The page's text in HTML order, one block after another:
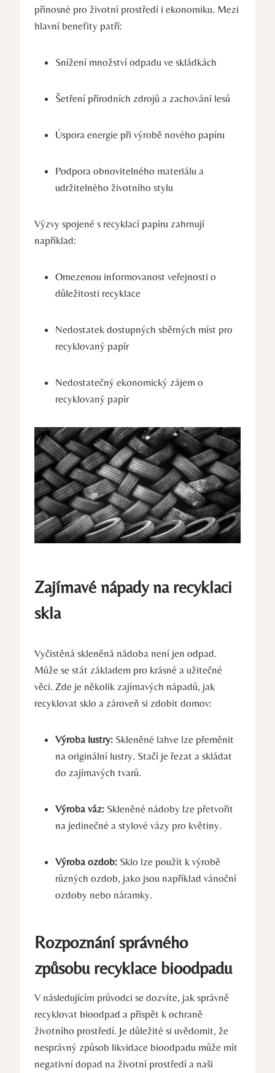
přínosné pro životní prostředí i ekonomiku. Mezi
hlavní benefity patří:
Snížení množství odpadu ve skládkách
Šetření přírodních zdrojů a zachování lesů
Úspora energie při výrobě nového papíru
Podpora obnovitelného materiálu a
udržitelného životního stylu
Výzvy spojené s recyklací papíru zahrnují
například:
Omezenou informovanost veřejnosti o
důležitosti recyklace
Nedostatek dostupných sběrných míst pro
recyklovaný papír
Nedostatečný ekonomický zájem o
recyklovaný papír
Zajímavé nápady na recyklaci
skla
Vyčistěná skleněná nádoba není jen odpad.
Může se stát základem pro krásné a užitečné
věci. Zde je několik zajímavých nápadů, jak
recyklovat sklo a zároveň si zdobit domov:
Výroba lustry: Skleněné lahve lze přeměnit
na originální lustry. Stačí je řezat a skládat
do zajímavých tvarů.
Výroba váz: Skleněné nádoby lze přetvořit
na jedinečné a stylové vázy pro květiny.
Výroba ozdob: Sklo lze použít k výrobě
různých ozdob, jako jsou například vánoční
ozdoby nebo náramky.
Rozpoznání správného
způsobu recyklace bioodpadu
V následujícím průvodci se dozvíte, jak správně
recyklovat bioodpad a přispět k ochraně
životního prostředí. Je důležité si uvědomit, že
nesprávný způsob likvidace bioodpadu může mít
negativní dopad na životní prostředí a naši